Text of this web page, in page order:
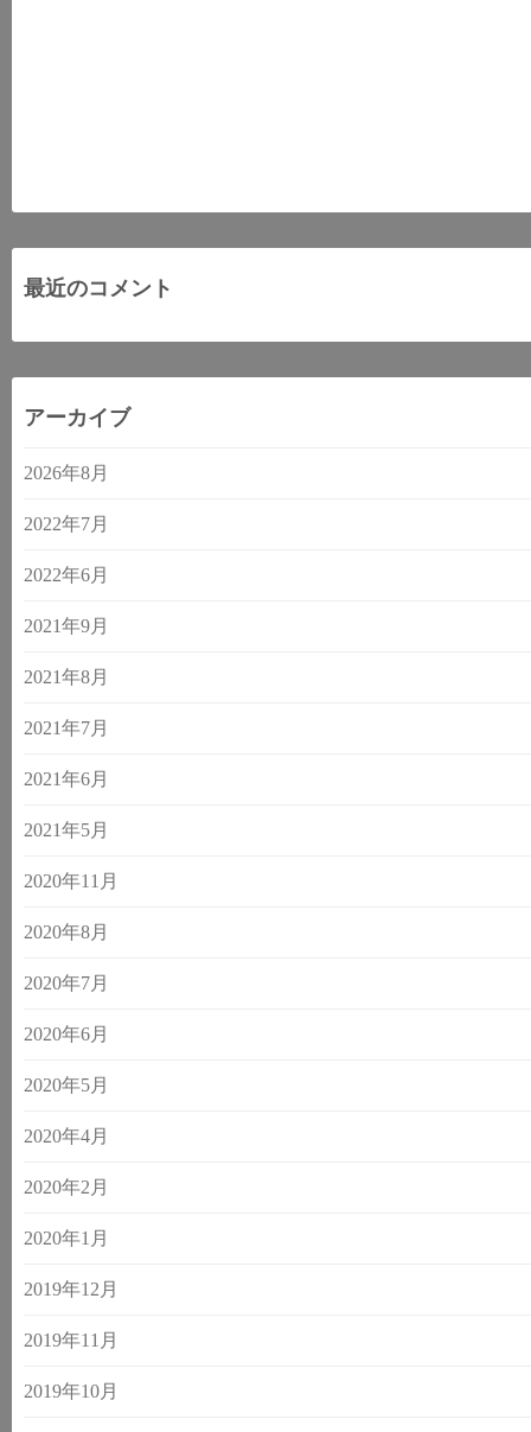
最近のコメント
アーカイブ
2026年8月
2022年7月
2022年6月
2021年9月
2021年8月
2021年7月
2021年6月
2021年5月
2020年11月
2020年8月
2020年7月
2020年6月
2020年5月
2020年4月
2020年2月
2020年1月
2019年12月
2019年11月
2019年10月